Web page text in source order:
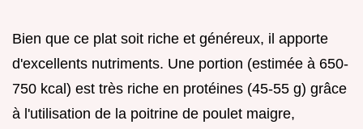
Bien que ce plat soit riche et généreux, il apporte
d'excellents nutriments. Une portion (estimée à 650-
750 kcal) est très riche en protéines (45-55 g) grâce
à l'utilisation de la poitrine de poulet maigre,